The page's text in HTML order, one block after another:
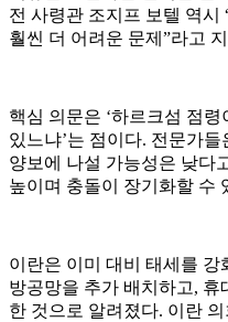
전 사령관 조지프 보텔 역시
훨씬 더 어려운 문제”라고
핵심 의문은 ‘하르크섬 점
있느냐’는 점이다. 전문가
양보에 나설 가능성은 낮다
높이며 충돌이 장기화할 수
이란은 이미 대비 태세를
방공망을 추가 배치하고, 휴
한 것으로 알려졌다. 이란